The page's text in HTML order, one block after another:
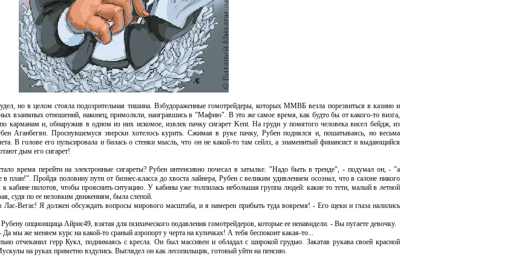
но в целом стояла подозрительная тишина. Взбудораженные гомотрейдеры, которых ММВБ везла порезвиться в казино и
взаимных отношений, наконец, примолкли, наигравшись в "Мафию". В это же самое время, как будто бы от какого-то визга,
карманам и, обнаружив в одном из них искомое, извлек пачку сигарет Kent. На груди у помятого человека висел бейдж, из
Аганбегян. Проснувшемуся зверски хотелось курить. Сжимая в руке пачку, Рубен поднялся и, пошатываясь, но весьма
В голове его пульсировала и билась о стенки мысль, что он не какой-то там сейлз, а знаменитый финансист и выдающийся
дым его сигарет!
время перейти на электронные сигареты? Рубен интенсивно почесал в затылке. "Надо быть в тренде", - подумал он, - "а
план!". Пройдя половину пути от бизнес-класса до хвоста лайнера, Рубен с великим удивлением осознал, что в салоне никого
к кабине пилотов, чтобы прояснить ситуацию. У кабины уже толпилась небольшая группа людей: какие то тети, малый в летной
судя по ее неловким движениям, была слепой.
Вегас! Я должен обсуждать вопросы мирового масштаба, и я намерен прибыть туда вовремя! - Его щеки и глаза налились
опционщица Айрис49, взятая для психического подавления гомотрейдеров, которые ее ненавидели. - Вы пугаете девочку.
мы же меняем курс на какой-то сраный аэропорт у черта на куличках! А тебя беспокоит какая-то...
герр Кукл, поднимаясь с кресла. Он был массивен и обладал с широкой грудью. Закатав рукава своей красной
на руках приметно вздулись. Выглядел он как лесопильщик, готовый уйти на пенсию.